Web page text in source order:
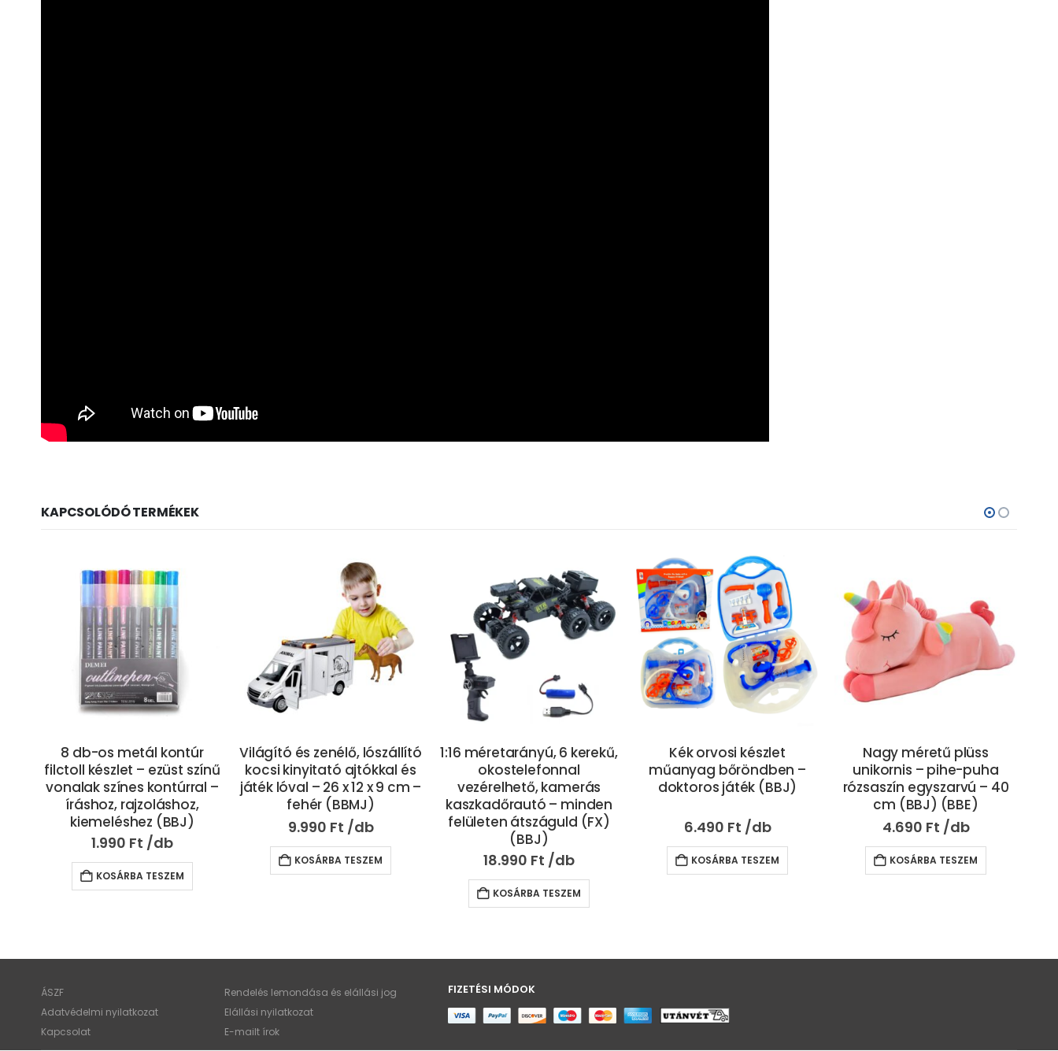
KAPCSOLÓDÓ TERMÉKEK
8 db-os metál kontúr
filctoll készlet – ezüst színű
vonalak színes kontúrral –
íráshoz, rajzoláshoz,
kiemeléshez (BBJ)
1.990 Ft
KOSÁRBA TESZEM
Világító és zenélő, lószállító
kocsi kinyitató ajtókkal és
játék lóval – 26 x 12 x 9 cm –
fehér (BBMJ)
9.990 Ft
KOSÁRBA TESZEM
1:16 méretarányú, 6 kerekű,
okostelefonnal
vezérelhető, kamerás
kaszkadőrautó – minden
felületen átszáguld (FX)
(BBJ)
18.990 Ft
KOSÁRBA TESZEM
Kék orvosi készlet
műanyag bőröndben –
doktoros játék (BBJ)
6.490 Ft
KOSÁRBA TESZEM
Nagy méretű plüss
unikornis – pihe-puha
rózsaszín egyszarvú – 40
cm (BBJ) (BBE)
4.690 Ft
KOSÁRBA TESZEM
ÁSZF
Rendelés lemondása és elállási jog
Adatvédelmi nyilatkozat
Elállási nyilatkozat
Kapcsolat
E-mailt írok
FIZETÉSI MÓDOK